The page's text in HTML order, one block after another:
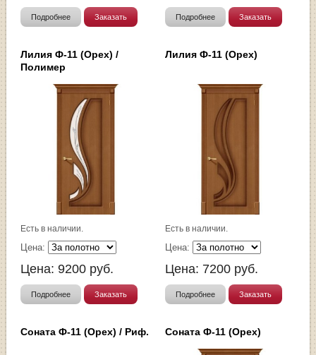
Подробнее Заказать Подробнее Заказать
Лилия Ф-11 (Орех) /
Полимер
Есть в наличии.
Цена:
Цена:9200 руб.
Подробнее Заказать
Лилия Ф-11 (Орех)
Есть в наличии.
Цена:
Цена: 7200 руб.
Подробнее Заказать
Соната Ф-11 (Орех) / Риф. Соната Ф-11 (Орех)